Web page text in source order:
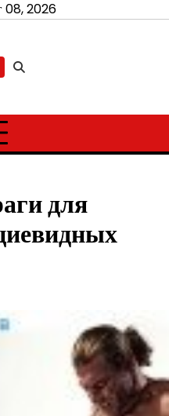
08, 2026
для